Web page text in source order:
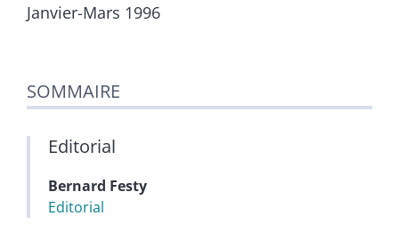
Janvier-Mars 1996
SOMMAIRE
Editorial
Bernard Festy
Editorial